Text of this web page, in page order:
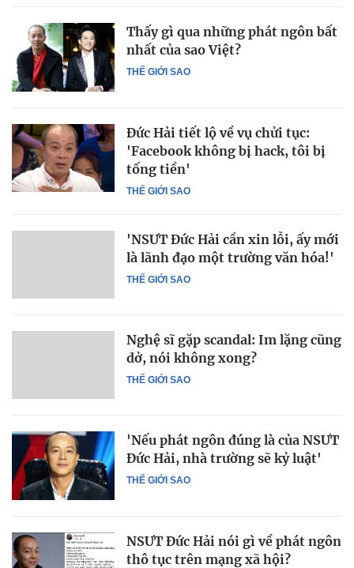
THẾ GIỚI SAO
Thấy gì qua những phát ngôn bất
nhất của sao Việt?
THẾ GIỚI SAO
Đức Hải tiết lộ về vụ chửi tục:
'Facebook không bị hack, tôi bị
tống tiền'
THẾ GIỚI SAO
'NSƯT Đức Hải cần xin lỗi, ấy mới
là lãnh đạo một trường văn hóa!'
THẾ GIỚI SAO
Nghệ sĩ gặp scandal: Im lặng cũng
dở, nói không xong?
THẾ GIỚI SAO
'Nếu phát ngôn đúng là của NSƯT
Đức Hải, nhà trường sẽ kỷ luật'
NSƯT Đức Hải nói gì về phát ngôn
thô tục trên mạng xã hội?